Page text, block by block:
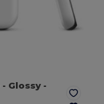
- Glossy-